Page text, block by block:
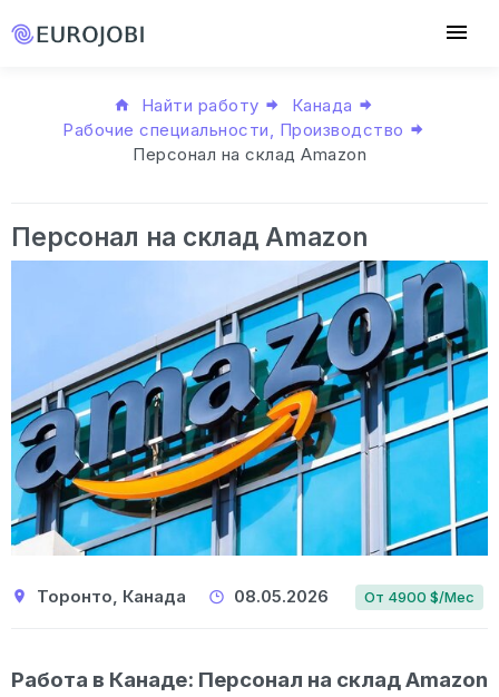
Найти работу
Канада
Рабочие специальности, Производство
Персонал на склад Amazon
Персонал на склад Amazon
Торонто, Канада 08.05.2026 От 4900 $/Мес
Работа в Канаде: Персонал на склад Amazon